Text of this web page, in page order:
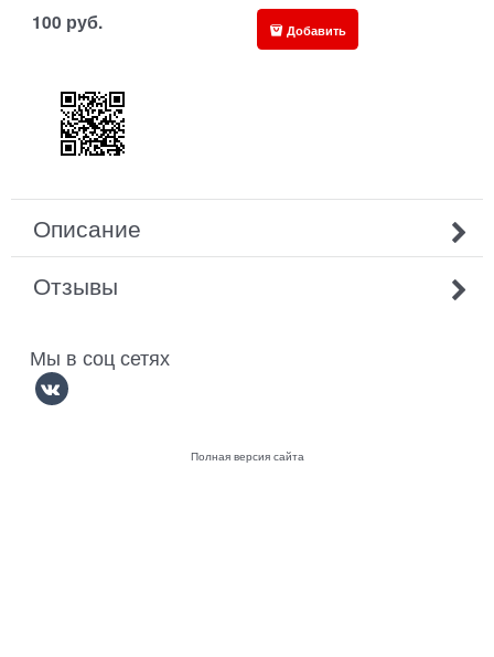
100 руб. Добавить
Описание
Отзывы
Мы в соц сетях
Полная версия сайта